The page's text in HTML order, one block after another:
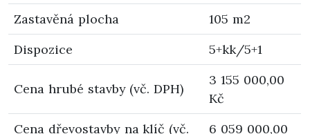
Zastavěná plocha
105 m2
Dispozice
5+kk/5+1
Cena hrubé stavby (vč. DPH)
3 155 000,00
Kč
Cena dřevostavby na klíč (vč.
6 059 000,00